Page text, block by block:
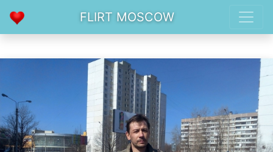
FLIRT MOSCOW